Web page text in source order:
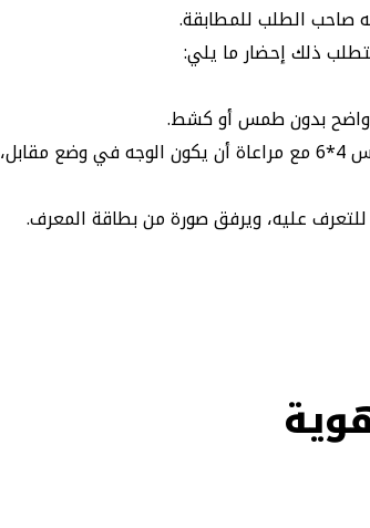
صاحب الطلب للمطابقة.
ذلك إحضار ما يلي:
واضح بدون طمس أو كشط.
صورة شخصية بالزي السعودي حديثة، وملونة، مطابقة للواقع مقاس 4*6 مع مراعاة أن يكون الوجه في وضع مقابل،
عليه، ويرفق صورة من بطاقة المعرف.